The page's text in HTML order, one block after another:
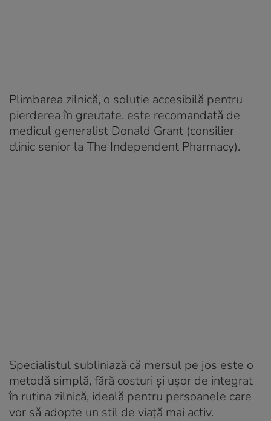
Plimbarea zilnică, o soluție accesibilă pentru
pierderea în greutate, este recomandată de
medicul generalist Donald Grant (consilier
clinic senior la The Independent Pharmacy).
Specialistul subliniază că mersul pe jos este o
metodă simplă, fără costuri și ușor de integrat
în rutina zilnică, ideală pentru persoanele care
vor să adopte un stil de viață mai activ.